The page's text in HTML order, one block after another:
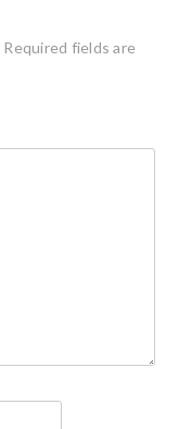
Required fields are